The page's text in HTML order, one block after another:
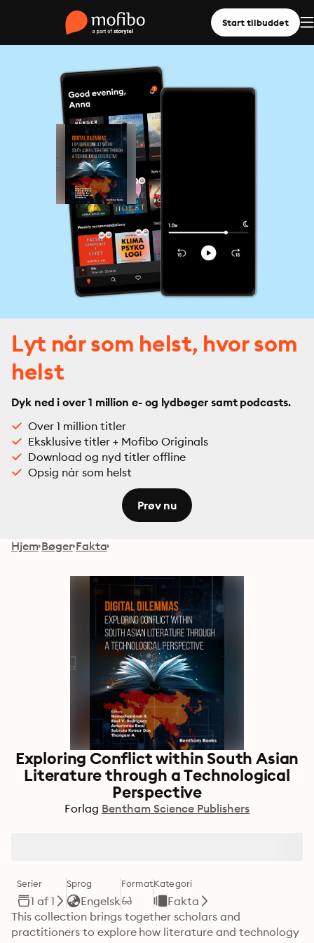
Start tilbuddet
Lyt når som helst, hvor som
helst
Dyk ned i over 1 million e- og lydbøger samt podcasts.
Over 1 million titler
Eksklusive titler + Mofibo Originals
Download og nyd titler offline
Opsig når som helst
Prøv nu
Hjem Bøger Fakta
Exploring Conflict within South Asian
Literature through a Technological
Perspective
Forlag Bentham Science Publishers
Serier
1 af 1
Sprog
Engelsk
FormatKategori
Fakta
This collection brings together scholars and
practitioners to explore how literature and technology